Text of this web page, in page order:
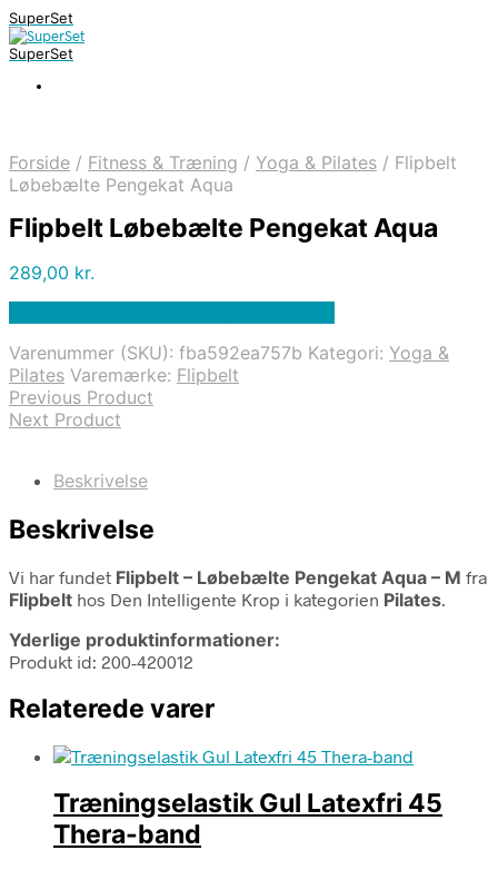
SuperSet
SuperSet
Forside / Fitness & Træning / Yoga & Pilates / Flipbelt
Løbebælte Pengekat Aqua
Flipbelt Løbebælte Pengekat Aqua
289,00 kr.
Varenummer (SKU): fba592ea757b Kategori: Yoga &
Pilates Varemærke: Flipbelt
Previous Product
Next Product
Beskrivelse
Beskrivelse
Vi har fundet Flipbelt – Løbebælte Pengekat Aqua – M fra
Flipbelt hos Den Intelligente Krop i kategorien Pilates.
Yderlige produktinformationer:
Produkt id: 200-420012
Relaterede varer
Træningselastik Gul Latexfri 45
Thera-band